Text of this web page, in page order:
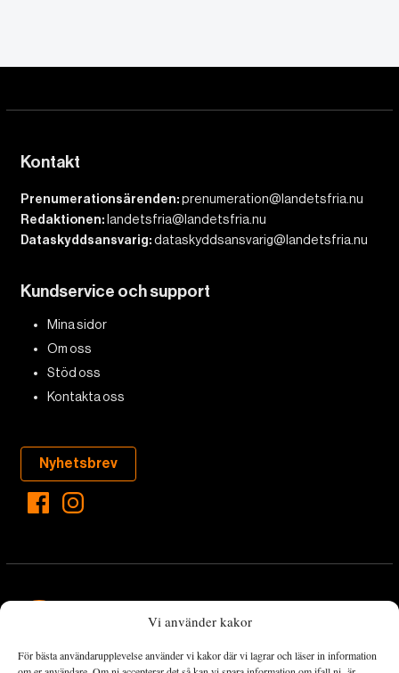
Vi använder kakor
För bästa användarupplevelse använder vi kakor där vi lagrar och läser in information
Kontakt
Prenumerationsärenden:prenumeration@landetsfria.nu
Redaktionen:landetsfria@landetsfria.nu
Dataskyddsansvarig:dataskyddsansvarig@landetsfria.nu
Kundservice och support
Mina sidor
Om oss
Stöd oss
Kontakta oss
Nyhetsbrev
Landets Fria Tidning är en nyhetstidning med bred bevakning av